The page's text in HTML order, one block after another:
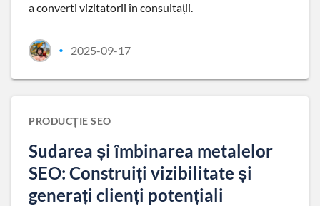
a converti vizitatorii în consultații.
• 2025-09-17
PRODUCȚIE SEO
Sudarea și îmbinarea metalelor
SEO: Construiți vizibilitate și
generați clienți potențiali